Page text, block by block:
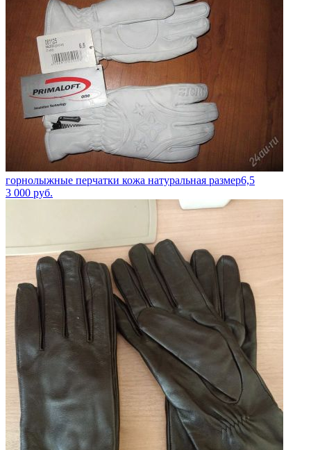
горнолыжные перчатки кожа натуральная размер6,5
3 000 руб.